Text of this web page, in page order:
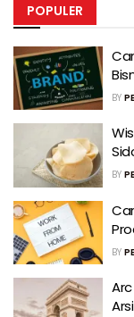
POPULER
BY
BY
BY